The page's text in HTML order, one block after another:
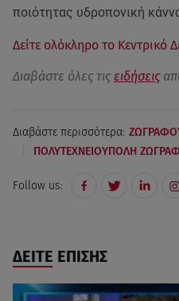
ποιότητας υδροπονική
Δείτε ολόκληρο το Κεντρικό
Διαβάστε όλες τις ειδήσεις
Διαβάστε περισσότερα:
ΠΟΛΥΤΕΧΝΕΙΟΥΠΟΛΗ
Follow us:
ΔΕΙΤΕ ΕΠΙΣΗΣ